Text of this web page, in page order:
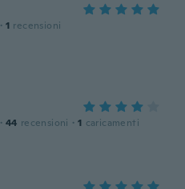
· 1 recensioni
· 44 recensioni · 1 caricamenti